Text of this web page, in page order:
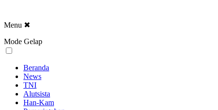
Menu ✖
Mode Gelap
Beranda
News
TNI
Alutsista
Han-Kam